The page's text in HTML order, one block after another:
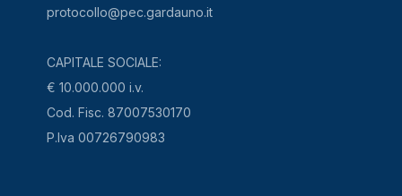
protocollo@pec.gardauno.it
CAPITALE SOCIALE:
€ 10.000.000 i.v.
Cod. Fisc. 87007530170
P.Iva 00726790983